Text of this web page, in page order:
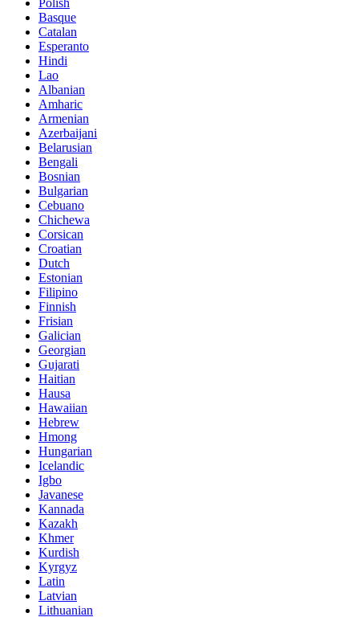
Polish
Basque
Catalan
Esperanto
Hindi
Lao
Albanian
Amharic
Armenian
Azerbaijani
Belarusian
Bengali
Bosnian
Bulgarian
Cebuano
Chichewa
Corsican
Croatian
Dutch
Estonian
Filipino
Finnish
Frisian
Galician
Georgian
Gujarati
Haitian
Hausa
Hawaiian
Hebrew
Hmong
Hungarian
Icelandic
Igbo
Javanese
Kannada
Kazakh
Khmer
Kurdish
Kyrgyz
Latin
Latvian
Lithuanian